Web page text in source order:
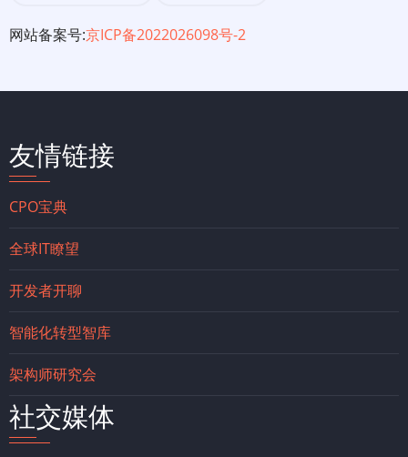
网站备案号:京ICP备2022026098号-2
友情链接
CPO宝典
全球IT瞭望
开发者开聊
智能化转型智库
架构师研究会
社交媒体